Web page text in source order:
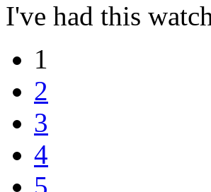
I've had this
1
2
3
4